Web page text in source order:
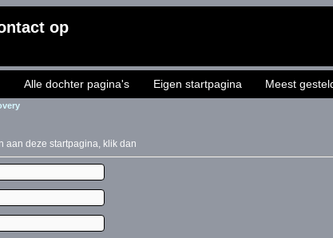
op
Alle dochter pagina's Eigen startpagina Meest
aan deze startpagina, klik dan